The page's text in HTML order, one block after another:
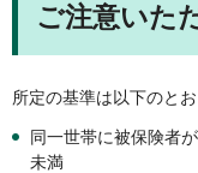
ご注意いた
所定の基準は以下のとお
同一世帯に被保険者
未満